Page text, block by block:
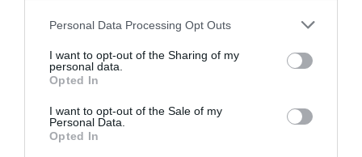
Personal Data Processing Opt Outs
I want to opt-out of the Sharing of my
personal data.
Opted In
I want to opt-out of the Sale of my
Personal Data.
Opted In
Hotel Di Varese - Varese - Via Como, 12 (Varese)
"L'Hotel Di Varese sorge all'interno di una villa in stile Liberty a breve
distanza dal centro e dalla stazione ferroviar..."
Hotel Diamante- Spinetta Marengo - Via Gambalera, 137
(Alessandria)
"L'Hotel Diamante è una moderna struttura 4 stelle situata a Spinetta